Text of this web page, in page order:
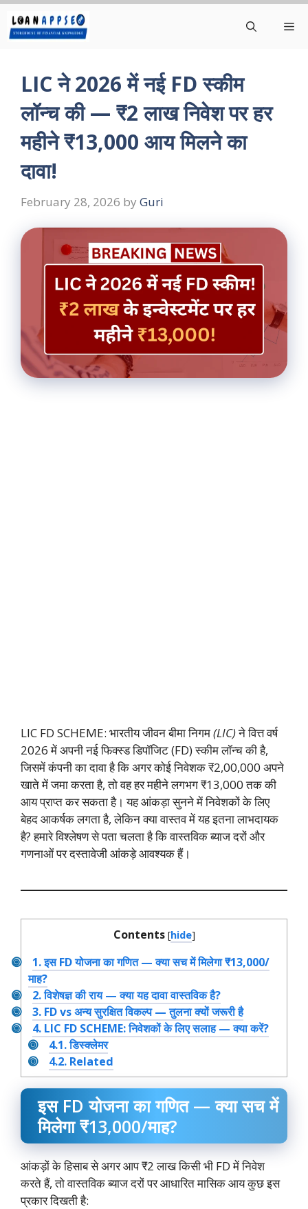
Skip
to
LIC ने 2026 में नई FD स्कीम
लॉन्च की — ₹2 लाख निवेश पर हर
महीने ₹13,000 आय मिलने का
दावा!
February 28, 2026 by Guri
LIC FD SCHEME: भारतीय जीवन बीमा निगम(LIC)ने वित्त वर्ष
2026 में अपनी नई फिक्स्ड डिपॉजिट (FD) स्कीम लॉन्च की है,
जिसमें कंपनी का दावा है कि अगर कोई निवेशक ₹2,00,000 अपने
खाते में जमा करता है, तो वह हर महीने लगभग ₹13,000 तक की
आय प्राप्त कर सकता है। यह आंकड़ा सुनने में निवेशकों के लिए
बेहद आकर्षक लगता है, लेकिन क्या वास्तव में यह इतना लाभदायक
है? हमारे विश्लेषण से पता चलता है कि वास्तविक ब्याज दरों और
गणनाओं पर दस्तावेजी आंकड़े आवश्यक हैं।
Contents [hide]
1.इस FD योजना का गणित — क्या सच में मिलेगा ₹13,000/
माह?
2.विशेषज्ञ की राय — क्या यह दावा वास्तविक है?
3.FD vs अन्य सुरक्षित विकल्प — तुलना क्यों जरूरी है
4.LIC FD SCHEME: निवेशकों के लिए सलाह — क्या करें?
4.1.डिस्क्लेमर
4.2. Related
इस FD योजना का गणित — क्या सच में
मिलेगा ₹13,000/माह?
आंकड़ों के हिसाब से अगर आप ₹2 लाख किसी भी FD में निवेश
करते हैं, तो वास्तविक ब्याज दरों पर आधारित मासिक आय कुछ इस
प्रकार दिखती है: